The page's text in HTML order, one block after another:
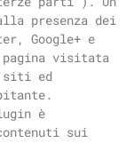
presenza dei
Google+ e
visitata
siti ed
è
sui